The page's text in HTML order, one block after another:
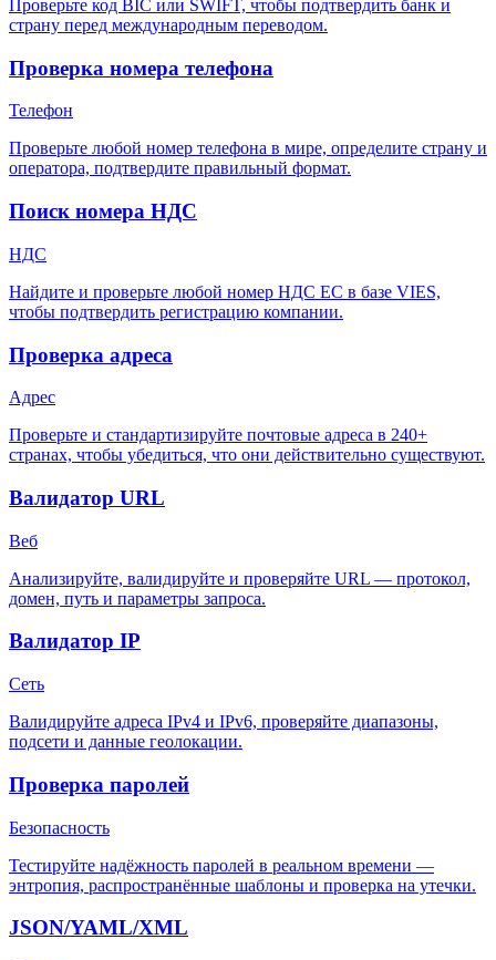
Проверьте код BIC или SWIFT, чтобы подтвердить банк и
страну перед международным переводом.
Проверка номера телефона
Телефон
Проверьте любой номер телефона в мире, определите страну и
оператора, подтвердите правильный формат.
Поиск номера НДС
НДС
Найдите и проверьте любой номер НДС ЕС в базе VIES,
чтобы подтвердить регистрацию компании.
Проверка адреса
Адрес
Проверьте и стандартизируйте почтовые адреса в 240+
странах, чтобы убедиться, что они действительно существуют.
Валидатор URL
Веб
Анализируйте, валидируйте и проверяйте URL — протокол,
домен, путь и параметры запроса.
Валидатор IP
Сеть
Валидируйте адреса IPv4 и IPv6, проверяйте диапазоны,
подсети и данные геолокации.
Проверка паролей
Безопасность
Тестируйте надёжность паролей в реальном времени —
энтропия, распространённые шаблоны и проверка на утечки.
JSON/YAML/XML